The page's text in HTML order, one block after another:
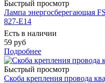
Быстрый просмотр
Лампа энергосберегающая
827-E14
Есть в наличии
59 руб
Подробнее
Быстрый просмотр
Скоба крепления провода